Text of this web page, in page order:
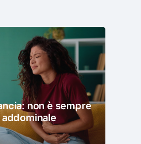
non è sempre
addominale